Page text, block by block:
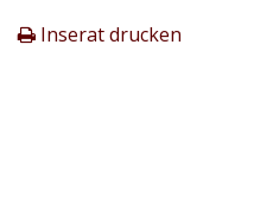
Inserat drucken